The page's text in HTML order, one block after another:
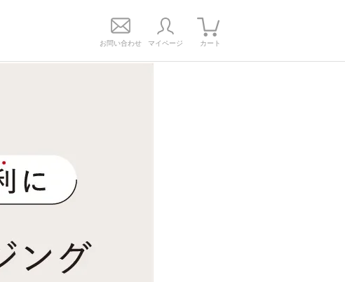
お問い合わせ マイページ カート